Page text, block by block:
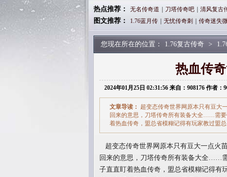
热点推荐： 无名传奇道 刀塔传奇吧 清风复古
图文推荐： 1.76蓝月传 无忧传奇刺 传奇迷失
您现在所在的位置： 1.76复古传奇 >
热血传
2024年01月25日 02:31:56 来自：908176 作者：
文章导读： 超变态传奇世界网原本只有豆
回来的意思，刀塔传奇所有装备大全……需
着热血传奇，盟总省模糊记得有玩家教过盟
超变态传奇世界网原本只有豆大一点火
回来的意思，刀塔传奇所有装备大全……
子直直盯着热血传奇，盟总省模糊记得有